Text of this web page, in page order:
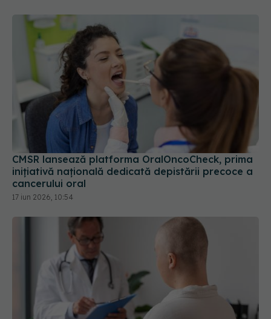
CMSR lansează platforma OralOncoCheck, prima
inițiativă națională dedicată depistării precoce a
cancerului oral
17 iun 2026, 10:54